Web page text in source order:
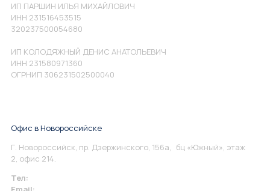
ИП ПАРШИН ИЛЬЯ МИХАЙЛОВИЧ
ИНН 231516453515
320237500054680
ИП КОЛОДЯЖНЫЙ ДЕНИС АНАТОЛЬЕВИЧ
ИНН 231580971360
ОГРНИП 306231502500040
Офис в Новороссийске
Г. Новороссийск, пр. Дзержинского, 156а, бц «Южный», этаж
2, офис 214.
Тел: